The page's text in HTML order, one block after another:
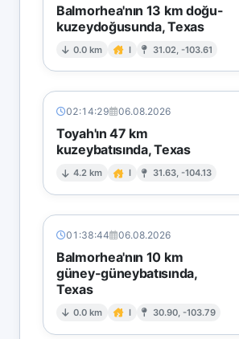
Balmorhea'nın 13 km doğu-
kuzeydoğusunda, Texas
0.0 km I 31.02, -103.61
02:14:29 06.08.2026
Toyah'ın 47 km
kuzeybatısında, Texas
4.2 km I 31.63, -104.13
01:38:44 06.08.2026
Balmorhea'nın 10 km
güney-güneybatısında,
Texas
0.0 km I 30.90, -103.79